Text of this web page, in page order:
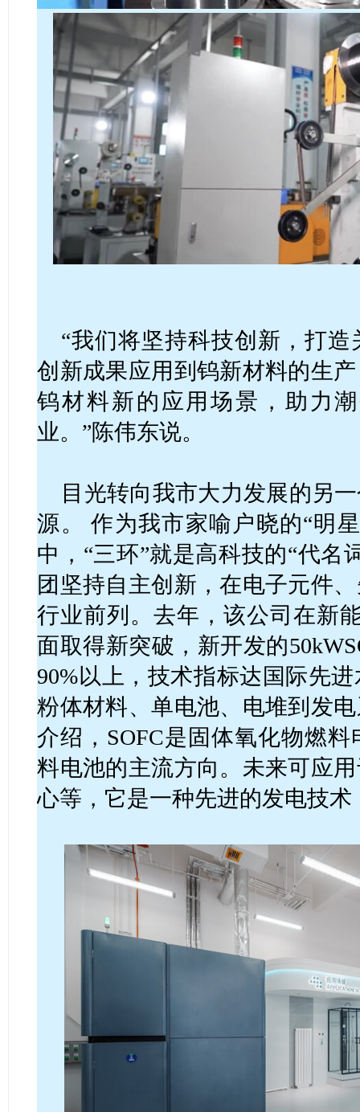
“我们将坚持科技创新，打
创新成果应用到钨新材料的生
钨材料新的应用场景，助力
业。”陈伟东说。
目光转向我市大力发展的另
源。 作为我市家喻户晓的“明
中，“三环”就是高科技的“代名
团坚持自主创新，在电子元件
行业前列。去年，该公司在新
面取得新突破，新开发的
90%以上，技术指标达国际先
粉体材料、单电池、电堆到发
介绍，SOFC是固体氧化物燃
料电池的主流方向。未来可应
心等，它是一种先进的发电技